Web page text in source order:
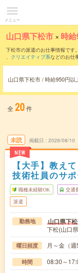
メニュー
山口県下松市 × 時
下松市の派遣のお仕事情報です。
、 クリエイティブ系などのお仕
時給1050円以上 ・1800円以上
当サイトでは法令を遵守し、
山口県下松市 / 時給950円以
全 20件
未読
NEW
掲載日 2026/08/10
【大手】教え
技術社員のサポ
職種未経験OK 交通
派遣
勤務地 山口県下
下松(山口
曜日頻度 月～金（
時間 08:30～